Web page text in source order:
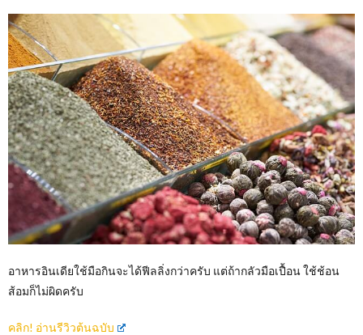
อาหารอินเดียใช้มือกินจะได้ฟีลลิ่งกว่าครับ แต่ถ้ากลัวมือเปื้อน ใช้ช้อน
ส้อมก็ไม่ผิดครับ
คลิก! อ่านรีวิวต้นฉบับ